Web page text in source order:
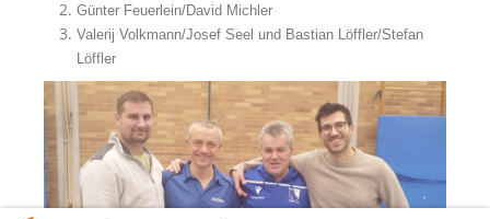
Günter Feuerlein/David Michler
Valerij Volkmann/Josef Seel und Bastian Löffler/Stefan
Löffler